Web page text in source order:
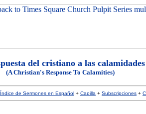
del cristiano a las calamidades
(A Christian's Response To Calamities)
Índice de Sermones en Español + Capilla + Subscripciones +